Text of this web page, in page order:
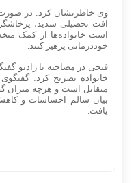
وی خاطرنشان کرد: در صورت
افت تحصیلی شدید،
است خانواده‌ها از کمک
خوددرمانی پرهیز کنند.
فتحی در مصاحبه با رادیو
خانواده تصریح کرد:
متقابل است و هرچه میزان
بیان سالم احساسات و
یافت.